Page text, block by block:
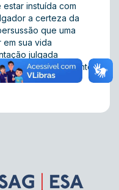
instuída com
a certeza da
que uma
sua vida
julgada
8642. Presidente
Relator: Odair de